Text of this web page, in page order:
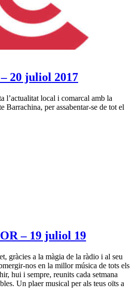
20 juliol 2017
l’actualitat local i comarcal amb la
Barrachina, per assabentar-se de tot el
– 19 juliol 19
gràcies a la màgia de la ràdio i al seu
nos en la millor música de tots els
hui i sempre, reunits cada setmana
Un plaer musical per als teus oïts a